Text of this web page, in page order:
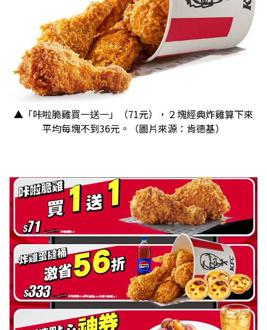
▲「咔啦脆雞買一送一」（71元），２塊經典炸雞算下來
平均每塊不到36元。（圖片來源：肯德基）